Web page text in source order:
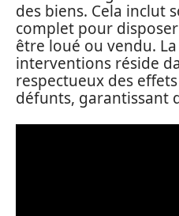
des biens. Cela inclut
complet pour disposer
être loué ou vendu.
interventions réside
respectueux des
défunts, garantissant